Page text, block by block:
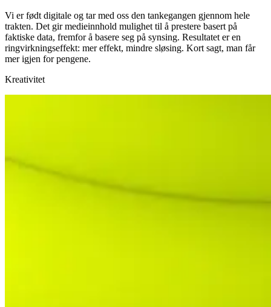
Vi er født digitale og tar med oss den tankegangen gjennom hele
trakten. Det gir medieinnhold mulighet til å prestere basert på
faktiske data, fremfor å basere seg på synsing. Resultatet er en
ringvirkningseffekt: mer effekt, mindre sløsing. Kort sagt, man får
mer igjen for pengene.
Kreativitet